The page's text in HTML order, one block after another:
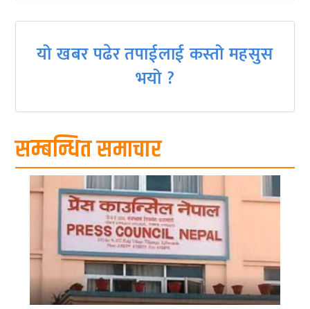
यो खबर पढेर तपाईलाई कस्तो महसुस
भयो ?
सम्बन्धित समाचार